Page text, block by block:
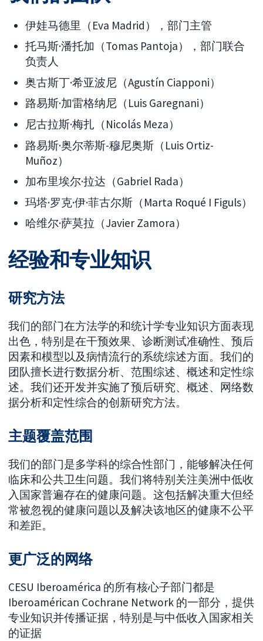
伊娃马德里（Eva Madrid），部门主管
托马斯·潘托加（Tomas Pantoja），部门联合
负责人
奥古斯丁·希亚波尼（Agustín Ciapponi）
路易斯·加雷格纳尼（Luis Garegnani）
尼古拉斯·梅扎（Nicolás Meza）
路易斯·奥尔蒂斯-穆尼奥斯（Luis Ortiz-
Muñoz）
加布里埃尔·拉达（Gabriel Rada）
玛塔·罗克·伊·菲古尔斯（Marta Roqué I Figuls）
哈维尔·萨莫拉（Javier Zamora）
经验和专业知识
研究方法
我们的部门在方法学的和统计学专业知识方面表现
出色，特别是在干预效果、诊断测试准确性、预后
因素和模型以及病情流行的系统综述方面。我们的
团队擅长进行数据分析、范围综述、概述和定性综
述。我们还开发并实施了预后研究、概述、网络数
据分析和定性综合的创新研究方法。
主题覆盖范围
我们的部门是多学科的综合性部门，能够解决任何
临床和公共卫生问题。我们将特别关注美洲中低收
入国家普遍存在的健康问题。这包括解决重大但经
常被忽视的健康问题以及解决该地区的健康不公平
和差距。
更广泛的网络
CESU Iberoamérica 的所有核心子部门都是
Iberoamérican Cochrane Network 的一部分，提供
专业知识并传播证据，特别是与中低收入国家相关
的证据